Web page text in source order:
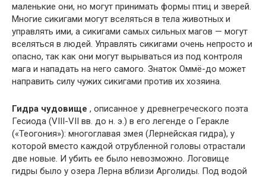
маленькие они, но могут принимать формы птиц и зверей.
Многие сикигами могут вселяться в тела животных и
управлять ими, а сикигами самых сильных магов — могут
вселяться в людей. Управлять сикигами очень непросто и
опасно, так как они могут вырываться из под контроля
мага и нападать на него самого. Знаток Оммё-до может
направить силу чужих сикигами против их хозяина.
Гидра чудовище , описанное у древнегреческого поэта
Гесиода (VIII-VII вв. до н. э.) в его легенде о Геракле
(«Теогония»): многоглавая змея (Лернейская гидра), у
которой вместо каждой отрубленной головы отрастали
две новые. И убить ее было невозможно. Логовище
гидры было у озера Лерна вблизи Арголиды. Под водой